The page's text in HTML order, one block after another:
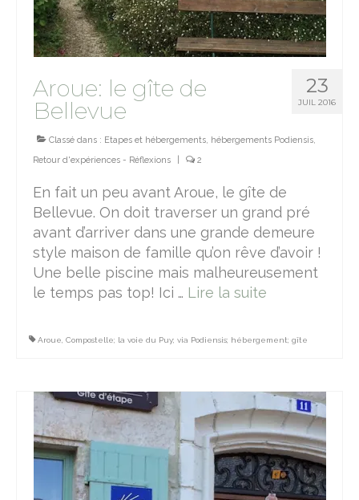
23
JUIL 2016
Aroue: le gîte de
Bellevue
Classé dans : Etapes et hébergements, hébergements Podiensis,
Retour d'expériences - Réflexions
2
En fait un peu avant Aroue, le gîte de
Bellevue. On doit traverser un grand pré
avant d’arriver dans une grande demeure
style maison de famille qu’on rêve d’avoir !
Une belle piscine mais malheureusement
le temps pas top! Ici … Lire la suite­­
Aroue Compostelle; la voie du Puy; via Podiensis; hébergement; gîte